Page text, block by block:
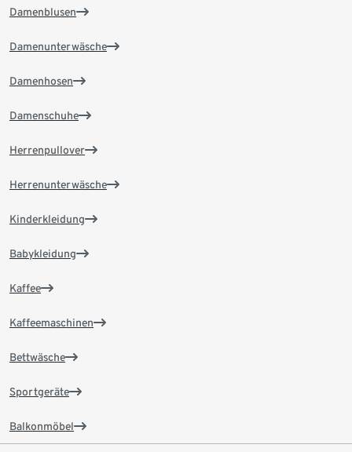
Damenblusen
Damenunterwäsche
Damenhosen
Damenschuhe
Herrenpullover
Herrenunterwäsche
Kinderkleidung
Babykleidung
Kaffee
Kaffeemaschinen
Bettwäsche
Sportgeräte
Balkonmöbel